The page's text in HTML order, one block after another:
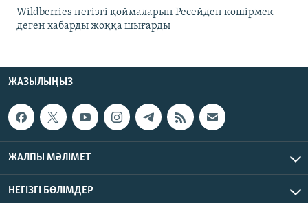
Wildberries негізгі қоймаларын Ресейден көшірмек
деген хабарды жоққа шығарды
ЖАЗЫЛЫҢЫЗ
ЖАЛПЫ МӘЛІМЕТ
НЕГІЗГІ БӨЛІМДЕР